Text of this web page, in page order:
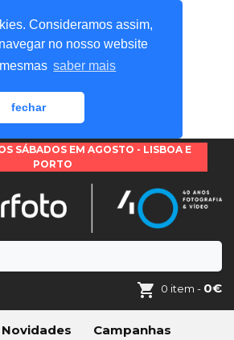
Consideramos assim,
no nosso website
saber mais
fechar
SÁBADOS EM AGOSTO - LISBOA E
PORTO
0 item - 0€
Novidades Campanhas